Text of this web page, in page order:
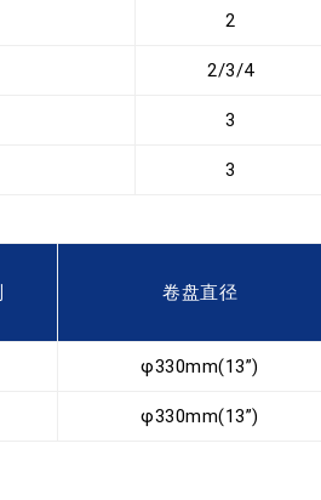
2
2/3/4
3
3
卷盘直径
φ330mm(13”)
φ330mm(13”)